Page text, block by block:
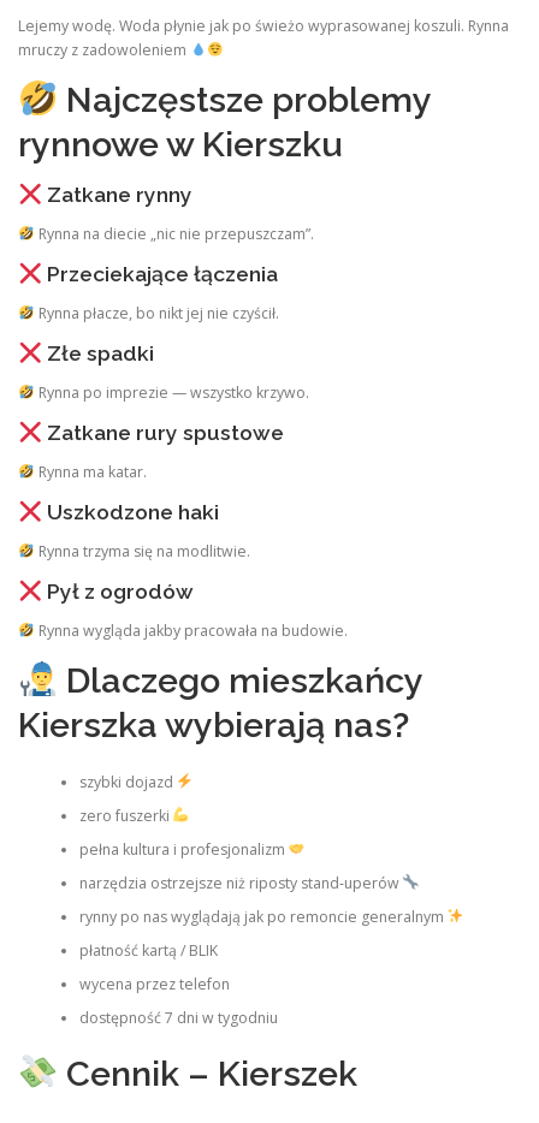
Lejemy wodę. Woda płynie jak po świeżo wyprasowanej koszuli. Rynna
mruczy z zadowoleniem
Najczęstsze problemy
rynnowe w Kierszku
Zatkane rynny
Rynna na diecie „nic nie przepuszczam”.
Przeciekające łączenia
Rynna płacze, bo nikt jej nie czyścił.
Złe spadki
Rynna po imprezie — wszystko krzywo.
Zatkane rury spustowe
Rynna ma katar.
Uszkodzone haki
Rynna trzyma się na modlitwie.
Pył z ogrodów
Rynna wygląda jakby pracowała na budowie.
Dlaczego mieszkańcy
Kierszka wybierają nas?
szybki dojazd
zero fuszerki
pełna kultura i profesjonalizm
narzędzia ostrzejsze niż riposty stand‑uperów
rynny po nas wyglądają jak po remoncie generalnym
płatność kartą / BLIK
wycena przez telefon
dostępność 7 dni w tygodniu
Cennik – Kierszek